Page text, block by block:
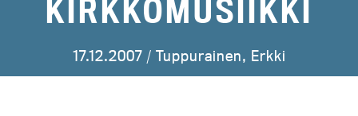
KIRKKOMUSIIKKI
17.12.2007 / Tuppurainen, Erkki